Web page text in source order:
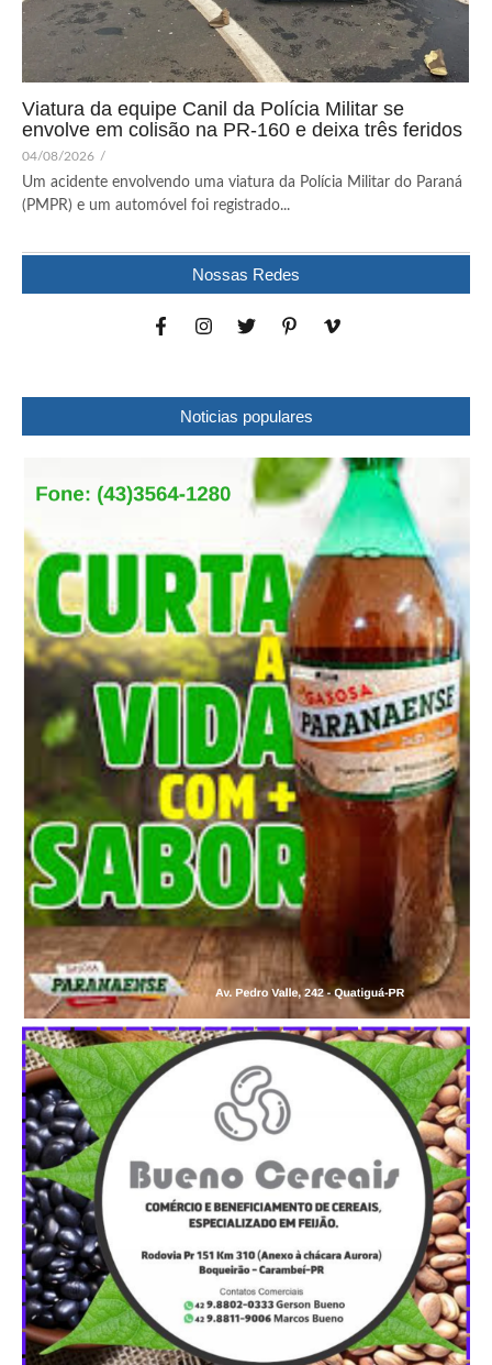
Viatura da equipe Canil da Polícia Militar se
envolve em colisão na PR-160 e deixa três feridos
04/08/2026 /
Um acidente envolvendo uma viatura da Polícia Militar do Paraná
(PMPR) e um automóvel foi registrado...
Nossas Redes
Noticias populares